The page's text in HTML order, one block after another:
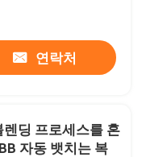
연락처
렌딩 프로세스를 혼
자동 뱃치는 복